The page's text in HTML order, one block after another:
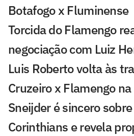
Botafogo x Fluminense
Torcida do Flamengo
negociação com Luiz
Luis Roberto volta às
Cruzeiro x Flamengo
Sneijder é sincero
Corinthians e revela